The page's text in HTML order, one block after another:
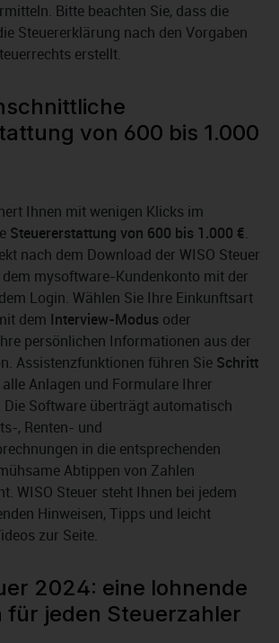
Bitte beachten Sie, dass die
Steuererklärung nach den Vorgaben
erstellt.
von 600 bis 1.000
Ihnen mit wenigen Klicks im
Steuererstattung von 600 bis 1.000 €.
nach dem Download der WISO Steuer
mysoftware-Kundenkonto mit der
Login. Wählen Sie Ihre Einkunftsart
dem Interview-Modus oder
persönlichen Informationen aus der
Assistenzfunktionen führen Sie Schritt
Anlagen und Formulare Ihrer
Die Software überträgt automatisch
, Renten- und
in die entsprechenden
Abtippen von Zahlen
WISO Steuer steht Ihnen bei jedem
Hinweisen, Tipps und leicht
zur Seite.
2024: eine lohnende
für jeden Steuerzahler